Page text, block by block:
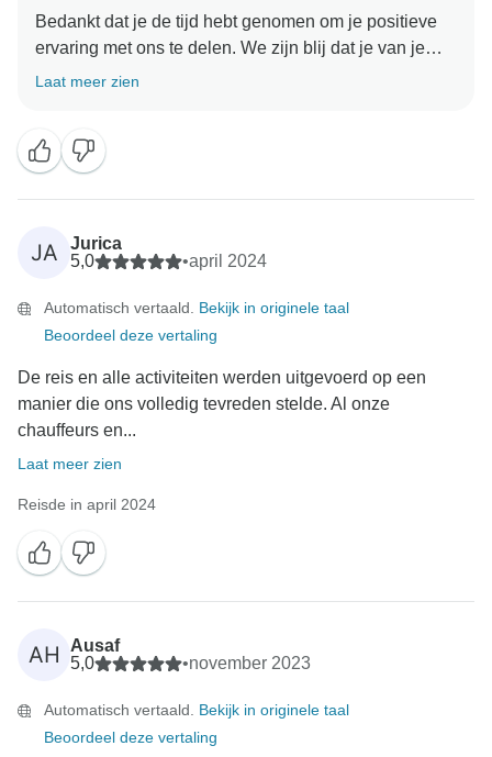
Bedankt dat je de tijd hebt genomen om je positieve
ervaring met ons te delen. We zijn blij dat je van je
avontuur hebt genoten. Je feedback heeft onze dag
je hier binnenkort weer te mogen verwelkomen
Oude Egypte Tours Team
Laat meer zien
JA
Jurica
5,0
•april 2024
Automatisch vertaald. Bekijk in originele taal
Beoordeel deze vertaling
De reis en alle activiteiten werden uitgevoerd op een
manier die ons volledig tevreden stelde. Al onze
chauffeurs en...
Laat meer zien
Reisde in april 2024
AH
Ausaf
5,0
•november 2023
Automatisch vertaald. Bekijk in originele taal
Beoordeel deze vertaling